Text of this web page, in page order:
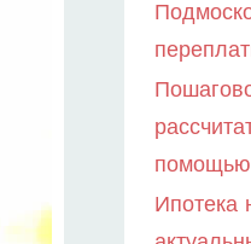
помощью
Ипотека